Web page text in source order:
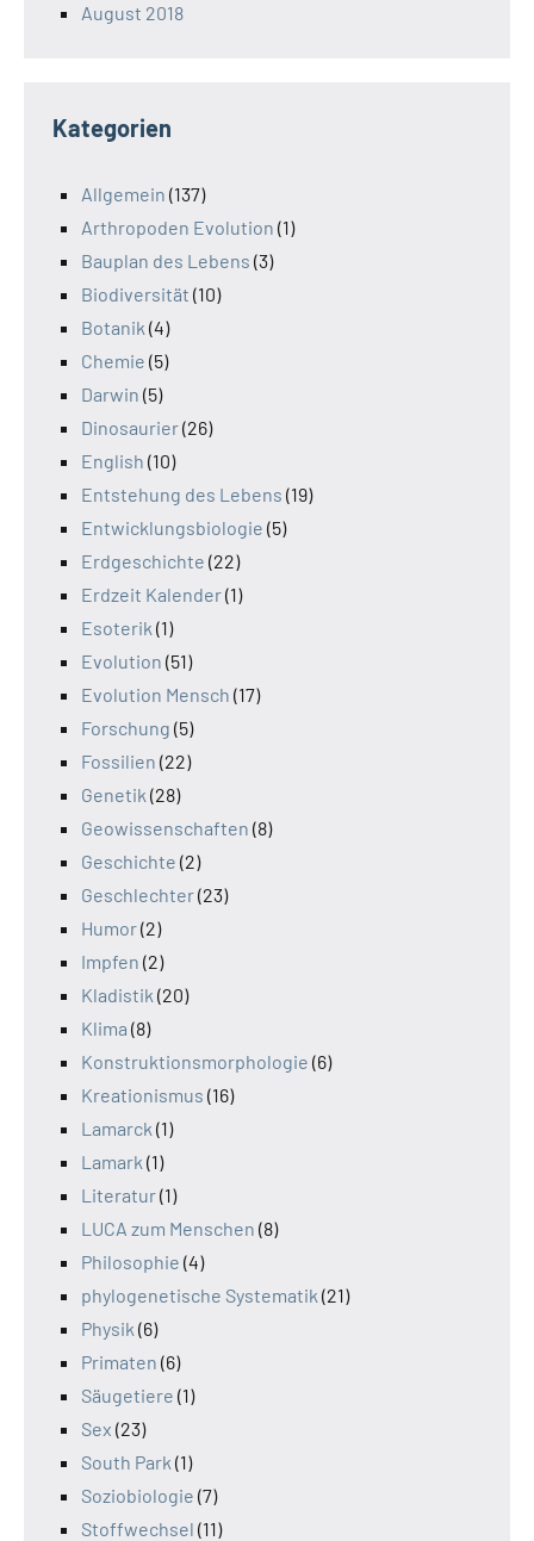
August 2018
Kategorien
Allgemein (137)
Arthropoden Evolution (1)
Bauplan des Lebens (3)
Biodiversität (10)
Botanik (4)
Chemie (5)
Darwin (5)
Dinosaurier(26)
English (10)
Entstehung des Lebens (19)
Entwicklungsbiologie (5)
Erdgeschichte (22)
Erdzeit Kalender(1)
Esoterik (1)
Evolution (51)
Evolution Mensch (17)
Forschung (5)
Fossilien (22)
Genetik (28)
Geowissenschaften (8)
Geschichte (2)
Geschlechter(23)
Humor(2)
Impfen (2)
Kladistik (20)
Klima (8)
Konstruktionsmorphologie (6)
Kreationismus (16)
Lamarck (1)
Lamark (1)
Literatur(1)
LUCA zum Menschen (8)
Philosophie (4)
phylogenetische Systematik (21)
Physik (6)
Primaten (6)
Säugetiere (1)
Sex (23)
South Park (1)
Soziobiologie (7)
Stoffwechsel (11)